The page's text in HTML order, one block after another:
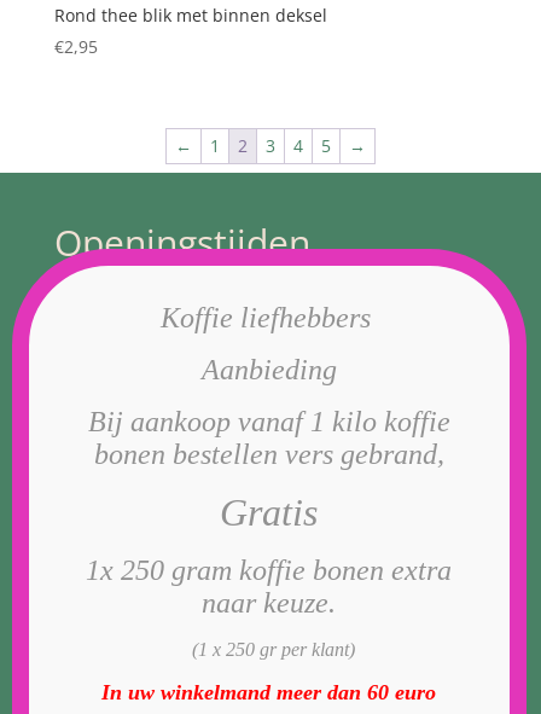
Rond thee blik met binnen deksel
€2,95
← 1 2 3 4 5 →
Openingstijden
Van dinsdag t/m zaterdag 10.00 t/tm 17.00
Geldermalsen 4191AA Kerkstraat 47
Cookiebeleid (EU)
Leverings voorwaarden
Koffie liefhebbers
Aanbieding
Bij aankoop vanaf 1 kilo koffie
bonen bestellen vers gebrand,
Gratis
1x 250 gram koffie bonen extra
naar keuze.
(1 x 250 gr per klant)
In uw winkelmand meer dan 60 euro